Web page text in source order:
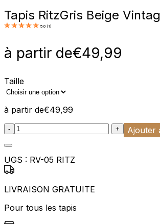
Tapis RitzGris Beige
5.0 (1 )
à partir de€49,99
Taille
à partir de€49,99
:product_name quantity
- + Ajouter
UGS : RV-05 RITZ
LIVRAISON GRATUITE
Pour tous les tapis